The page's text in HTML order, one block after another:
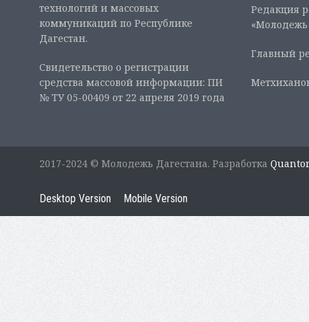
технологий и массовых
коммуникаций по Республике
Дагестан.
Свидетельство о регистрации
средства массовой информации: ПИ
№ ТУ 05-00409 от 22 апреля 2019 года
Редакция
«Молодежь
Главный
2017-2024 © Молодежь Дагестана. Разработка
Desktop Version Mobile Version